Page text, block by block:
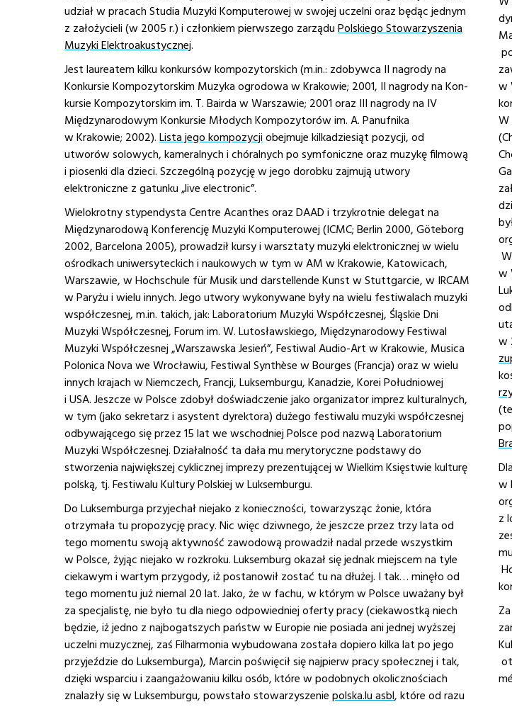
udział w pracach Studia Muzyki Komputerowej w swojej uczelni oraz będąc jednym
z założycieli (w 2005 r.) i członkiem pierwszego zarząduPolskiego Stowarzyszenia
Muzyki Elektroakustycznej.
Jest laureatem kilku konkursów kompozytorskich (m.in.: zdobywca II nagrody na
Konkursie Kom­pozytorskim Muzyka ogro­do­wa w Krakowie; 2001, II nagrody na Kon­
kursie Kompozytorskim im. T. Bairda w Warszawie; 2001 oraz III nagrody na IV
Międzynarodowym Konkursie Młodych Kompozy­to­rów im. A. Panufnika
w Krakowie; 2002).Lista jego kompozycjiobejmuje kilkadziesiąt pozycji, od
utworów solowych, kameralnych i chóralnych po symfoniczne oraz muzykę filmową
i piosenki dla dzieci. Szczególną pozycję w jego dorobku zajmują utwory
elektroniczne z gatunku „live electronic”.
Wielokrotny stypendysta Centre Acanthes oraz DAAD i trzykrotnie delegat na
Międzynarodową Konferencję Muzyki Komputerowej (ICMC; Berlin 2000, Göteborg
2002, Barcelona 2005), prowadził kursy i warsztaty muzyki elektronicznej w wielu
ośrodkach uniwersyteckich i naukowych w tym w AM w Krakowie, Katowicach,
Warszawie, w Hochschule für Musik und darstellende Kunst w Stuttgarcie, w IRCAM
w Paryżu i wielu innych. Jego utwory wykony­wane były na wielu festiwalach muzyki
współczesnej, m.in. takich, jak: Laboratorium Muzyki Współczesnej, Śląskie Dni
Muzyki Współ­cze­snej, Forum im. W. Luto­sław­skiego, Międzynaro­do­wy Festiwal
Muzyki Współ­czes­nej „War­sza­w­ska Jesień”, Festiwal Audio-Art w Krakowie, Musica
Polonica Nova we Wrocławiu, Festiwal Synthèse w Bourges (Francja) oraz w wielu
innych krajach w Niemczech, Francji, Luksemburgu, Kanadzie, Korei Południowej
i USA. Jeszcze w Polsce zdobył doświadczenie jako organizator imprez kulturalnych,
w tym (jako sekretarz i asystent dyrektora) dużego festiwalu muzyki współczesnej
odbywającego się przez 15 lat we wschodniej Polsce pod nazwą Laboratorium
Muzyki Współczesnej. Działalność ta dała mu merytoryczne podstawy do
stworzenia największej cyklicznej imprezy prezentującej w Wielkim Księstwie kulturę
polską, tj. Festiwalu Kultury Polskiej w Luksemburgu.
Do Luksemburga przyjechał niejako z konieczności, towarzysząc żonie, która
otrzymała tu propozycję pracy. Nic więc dziwnego, że jeszcze przez trzy lata od
tego momentu swoją aktywność zawodową prowadził nadal przede wszystkim
w Polsce, żyjąc niejako w rozkroku. Luksemburg okazał się jednak miejscem na tyle
ciekawym i wartym przygody, iż postanowił zostać tu na dłużej. I tak… minęło od
tego momentu już niemal 20 lat. Jako, że w fachu, w którym w Polsce uważany był
za specjalistę, nie było tu dla niego odpowiedniej oferty pracy (ciekawostką niech
będzie, iż jedno z najbogatszych państw w Europie nie posiada ani jednej wyższej
uczelni muzycznej, zaś Filharmonia wybudowana została dopiero kilka lat po jego
przyjeździe do Luksemburga), Marcin poświęcił się najpierw pracy społecznej i tak,
dzięki wsparciu i zaangażowaniu kilku osób, które w podobnych okolicznościach
znalazły się w Luksemburgu, powstało stowarzyszeniepolska.lu asbl, które od razu
w
W
w
w
w
z